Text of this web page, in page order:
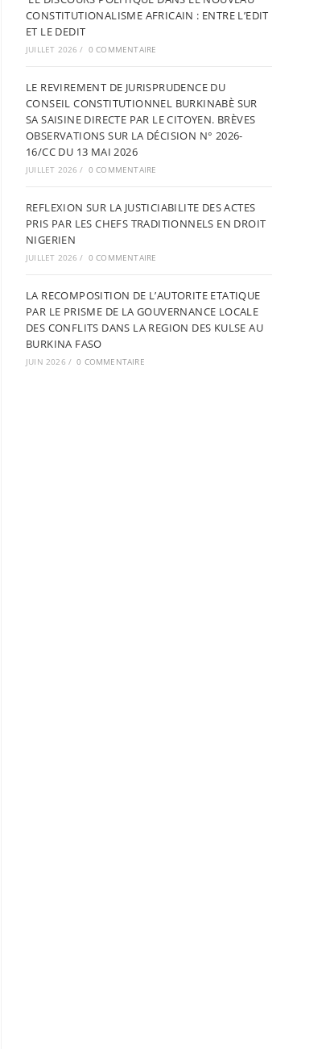
CONSTITUTIONALISME AFRICAIN : ENTRE L’EDIT
ET LE DEDIT
JUILLET 2026 / 0 COMMENTAIRE
LE REVIREMENT DE JURISPRUDENCE DU
CONSEIL CONSTITUTIONNEL BURKINABÈ SUR
SA SAISINE DIRECTE PAR LE CITOYEN. BRÈVES
OBSERVATIONS SUR LA DÉCISION N° 2026-
16/CC DU 13 MAI 2026
JUILLET 2026 / 0 COMMENTAIRE
REFLEXION SUR LA JUSTICIABILITE DES ACTES
PRIS PAR LES CHEFS TRADITIONNELS EN DROIT
NIGERIEN
JUILLET 2026 / 0 COMMENTAIRE
LA RECOMPOSITION DE L’AUTORITE ETATIQUE
PAR LE PRISME DE LA GOUVERNANCE LOCALE
DES CONFLITS DANS LA REGION DES KULSE AU
BURKINA FASO
JUIN 2026 / 0 COMMENTAIRE